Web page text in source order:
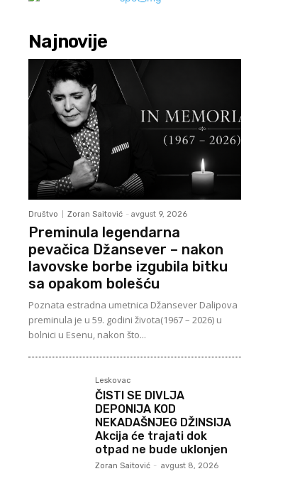
Najnovije
Društvo Zoran Saitović - avgust 9, 2026
Preminula legendarna
pevačica Džansever – nakon
lavovske borbe izgubila bitku
sa opakom bolešću
Poznata estradna umetnica Džansever Dalipova
preminula je u 59. godini života(1967 – 2026) u
bolnici u Esenu, nakon što...
Leskovac
ČISTI SE DIVLJA
DEPONIJA KOD
NEKADAŠNJEG DŽINSIJA
Akcija će trajati dok
otpad ne bude uklonjen
Zoran Saitović - avgust 8, 2026